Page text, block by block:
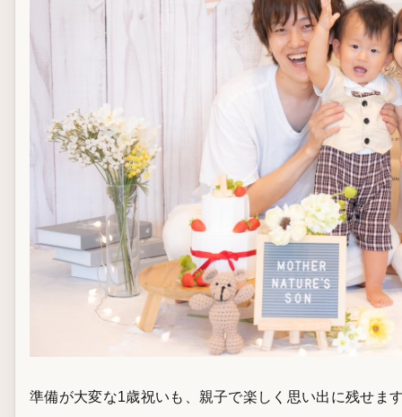
準備が大変な1歳祝いも、親子で楽しく思い出に残せま